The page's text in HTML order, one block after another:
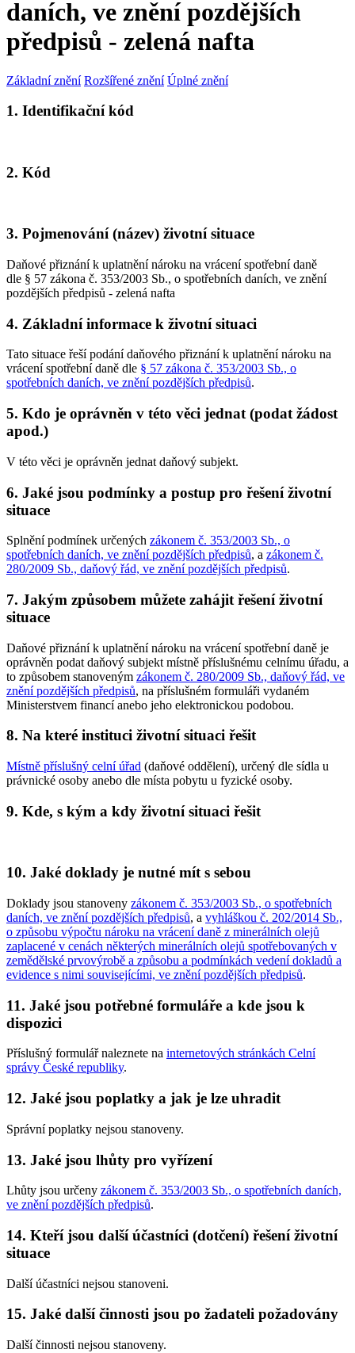
daních, ve znění pozdějších
předpisů - zelená nafta
Základní znění Rozšířené znění Úplné znění
1. Identifikační kód
2. Kód
3. Pojmenování (název) životní situace
Daňové přiznání k uplatnění nároku na vrácení spotřební daně
dle § 57 zákona č. 353/2003 Sb., o spotřebních daních, ve znění
pozdějších předpisů - zelená nafta
4. Základní informace k životní situaci
Tato situace řeší podání daňového přiznání k uplatnění nároku na
vrácení spotřební daně dle § 57 zákona č. 353/2003 Sb., o
spotřebních daních, ve znění pozdějších předpisů.
5. Kdo je oprávněn v této věci jednat (podat žádost
apod.)
V této věci je oprávněn jednat daňový subjekt.
6. Jaké jsou podmínky a postup pro řešení životní
situace
Splnění podmínek určených zákonem č. 353/2003 Sb., o
spotřebních daních, ve znění pozdějších předpisů, a zákonem č.
280/2009 Sb., daňový řád, ve znění pozdějších předpisů.
7. Jakým způsobem můžete zahájit řešení životní
situace
Daňové přiznání k uplatnění nároku na vrácení spotřební daně je
oprávněn podat daňový subjekt místně příslušnému celnímu úřadu, a
to způsobem stanoveným zákonem č. 280/2009 Sb., daňový řád, ve
znění pozdějších předpisů, na příslušném formuláři vydaném
Ministerstvem financí anebo jeho elektronickou podobou.
8. Na které instituci životní situaci řešit
Místně příslušný celní úřad (daňové oddělení), určený dle sídla u
právnické osoby anebo dle místa pobytu u fyzické osoby.
9. Kde, s kým a kdy životní situaci řešit
10. Jaké doklady je nutné mít s sebou
Doklady jsou stanoveny zákonem č. 353/2003 Sb., o spotřebních
daních, ve znění pozdějších předpisů, a vyhláškou č. 202/2014 Sb.,
o způsobu výpočtu nároku na vrácení daně z minerálních olejů
zaplacené v cenách některých minerálních olejů spotřebovaných v
zemědělské prvovýrobě a způsobu a podmínkách vedení dokladů a
evidence s nimi souvisejícími, ve znění pozdějších předpisů.
11. Jaké jsou potřebné formuláře a kde jsou k
dispozici
Příslušný formulář naleznete na internetových stránkách Celní
správy České republiky.
12. Jaké jsou poplatky a jak je lze uhradit
Správní poplatky nejsou stanoveny.
13. Jaké jsou lhůty pro vyřízení
Lhůty jsou určeny zákonem č. 353/2003 Sb., o spotřebních daních,
ve znění pozdějších předpisů.
14. Kteří jsou další účastníci (dotčení) řešení životní
situace
Další účastníci nejsou stanoveni.
15. Jaké další činnosti jsou po žadateli požadovány
Další činnosti nejsou stanoveny.